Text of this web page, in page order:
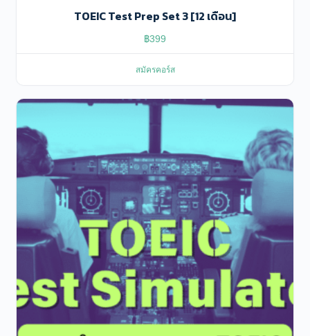
TOEIC Test Prep Set 3 [12 เดือน]
฿399
สมัครคอร์ส